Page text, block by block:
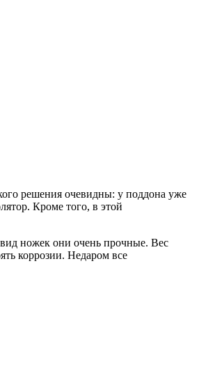
решения очевидны: у поддона уже
Кроме того, в этой
ножек они очень прочные. Вес
коррозии. Недаром все